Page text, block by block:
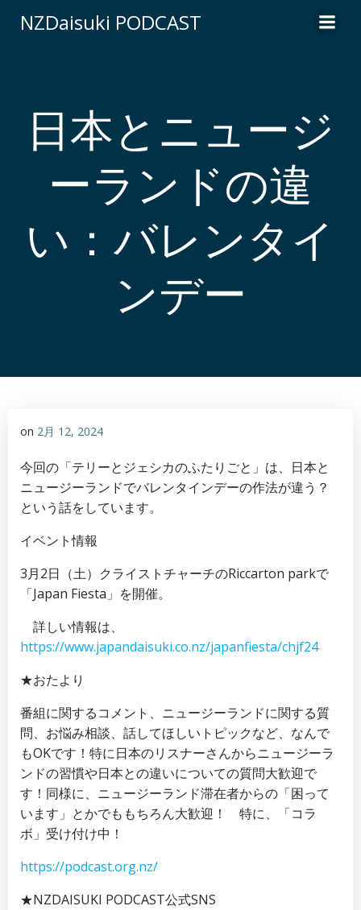
ン
ス
キ
NZDaisuki PODCAST
日本とニュージ
ーランドの違
い：バレンタイ
ンデー
on 2月 12, 2024
今回の「テリーとジェシカのふたりごと」は、日本と
ニュージーランドでバレンタインデーの作法が違う？
という話をしています。
イベント情報
3月2日（土）クライストチャーチのRiccarton parkで
「Japan Fiesta」を開催。
詳しい情報は、
https://www.japandaisuki.co.nz/japanfiesta/chjf24
★おたより
番組に関するコメント、ニュージーランドに関する質
問、お悩み相談、話してほしいトピックなど、なんで
もOKです！特に日本のリスナーさんからニュージーラ
ンドの習慣や日本との違いについての質問大歓迎で
す！同様に、ニュージーランド滞在者からの「困って
います」とかでももちろん大歓迎！ 特に、「コラ
ボ」受け付け中！
https://podcast.org.nz/
★NZDAISUKI PODCAST公式SNS